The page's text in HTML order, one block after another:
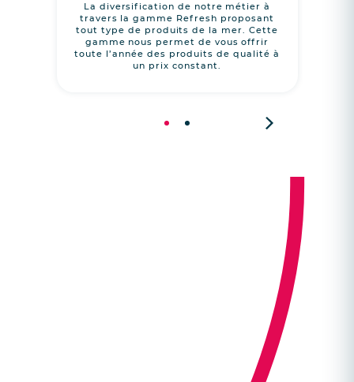
La diversification de notre métier à
travers la gamme Refresh proposant
tout type de produits de la mer. Cette
gamme nous permet de vous offrir
toute l’année des produits de qualité à
un prix constant.
Next
1 2